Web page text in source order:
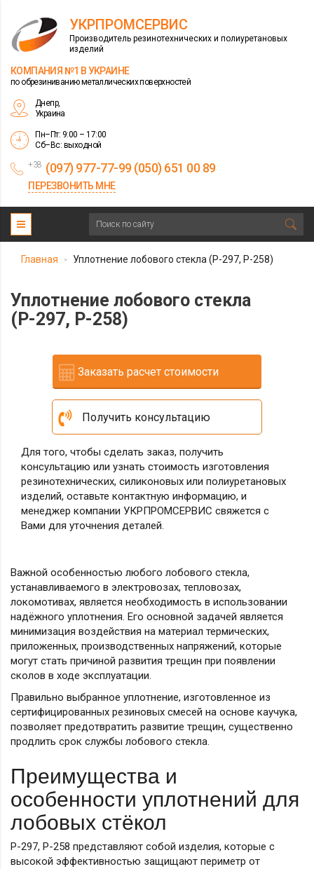
УКРПРОМСЕРВИС
Производитель резинотехнических и полиуретановых
изделий
КОМПАНИЯ №1 В УКРАИНЕ
по обрезиниванию металлических поверхностей
Днепр,
Украина
Пн–Пт: 9:00 – 17:00
Сб–Вс: выходной
+38 (097) 977-77-99 (050) 651 00 89
ПЕРЕЗВОНИТЬ МНЕ
Главная > Уплотнение лобового стекла (Р-297, Р-258)
Уплотнение лобового стекла
(Р-297, Р-258)
Заказать расчет стоимости
Получить консультацию
Для того, чтобы сделать заказ, получить
консультацию или узнать стоимость изготовления
резинотехнических, силиконовых или полиуретановых
изделий, оставьте контактную информацию, и
менеджер компании УКРПРОМСЕРВИС свяжется с
Вами для уточнения деталей.
Важной особенностью любого лобового стекла,
устанавливаемого в электровозах, тепловозах,
локомотивах, является необходимость в использовании
надёжного уплотнения. Его основной задачей является
минимизация воздействия на материал термических,
приложенных, производственных напряжений, которые
могут стать причиной развития трещин при появлении
сколов в ходе эксплуатации.
Правильно выбранное уплотнение, изготовленное из
сертифицированных резиновых смесей на основе каучука,
позволяет предотвратить развитие трещин, существенно
продлить срок службы лобового стекла.
Преимущества и
особенности уплотнений для
лобовых стёкол
Р-297, Р-258 представляют собой изделия, которые с
высокой эффективностью защищают периметр от